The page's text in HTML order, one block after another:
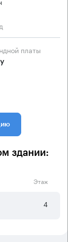
платы
здании:
Этаж
4